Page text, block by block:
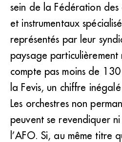
sein de la Fédération des
et instrumentaux
représentés par leur
paysage particulièrement
compte pas moins de 130
la Fevis, un chiffre
Les orchestres non
peuvent se revendiquer
l’AFO. Si, au même titre